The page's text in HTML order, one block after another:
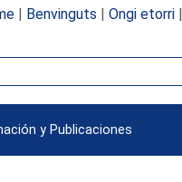
| Benvinguts | Ongi etorri|
y Publicaciones